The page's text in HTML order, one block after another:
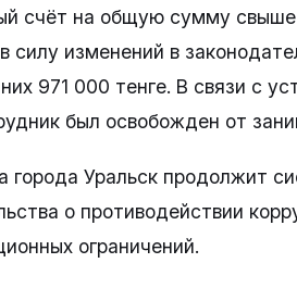
счёт на общую сумму
силу изменений в
971 000 тенге. В связи с
был освобожден от
города Уральск продолжит
о противодействии
ограничений.